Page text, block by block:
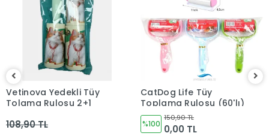
Vetinova Yedekli Tüy
Tolama Rulosu 2+1
108,90 TL
CatDog Life Tüy
Toplama Rulosu (60'lı)
%100
150,90 TL
0,00 TL